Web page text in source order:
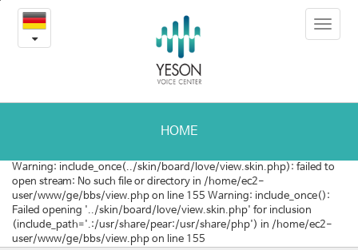
복
지
나
의
료
대
Toggle
HOME
Warning: include_once(../skin/board/love/view.skin.php): failed to
open stream: No such file or directory in /home/ec2-
user/www/ge/bbs/view.php on line 155 Warning: include_once():
Failed opening '../skin/board/love/view.skin.php' for inclusion
(include_path='.:/usr/share/pear:/usr/share/php') in /home/ec2-
user/www/ge/bbs/view.php on line 155